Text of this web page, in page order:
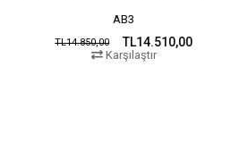
TL14.510,00